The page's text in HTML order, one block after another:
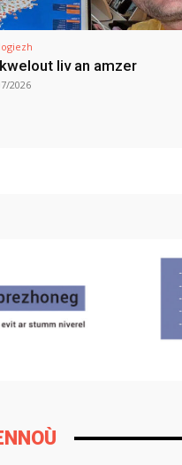
liv an amzer
2026